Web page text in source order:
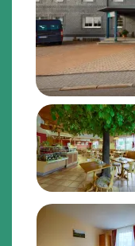
Vergrößern